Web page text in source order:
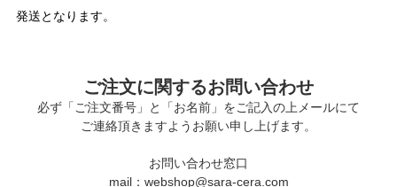
発送となります。
ご注文に関するお問い合わせ
必ず「ご注文番号」と「お名前」をご記入の上メールにて
ご連絡頂きますようお願い申し上げます。
お問い合わせ窓口
mail：webshop@sara-cera.com